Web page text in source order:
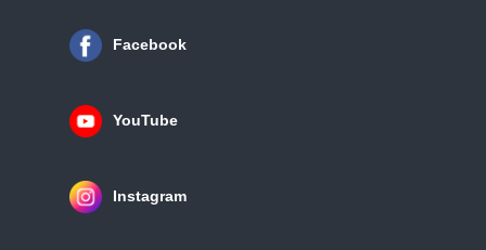
Facebook
YouTube
Instagram